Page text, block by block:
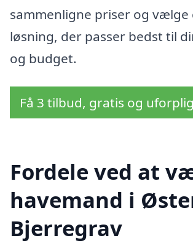
sammenligne priser og vælge
løsning, der passer bedst til
og budget.
Få 3 tilbud, gratis og
Fordele ved at
havemand i
Bjerregrav